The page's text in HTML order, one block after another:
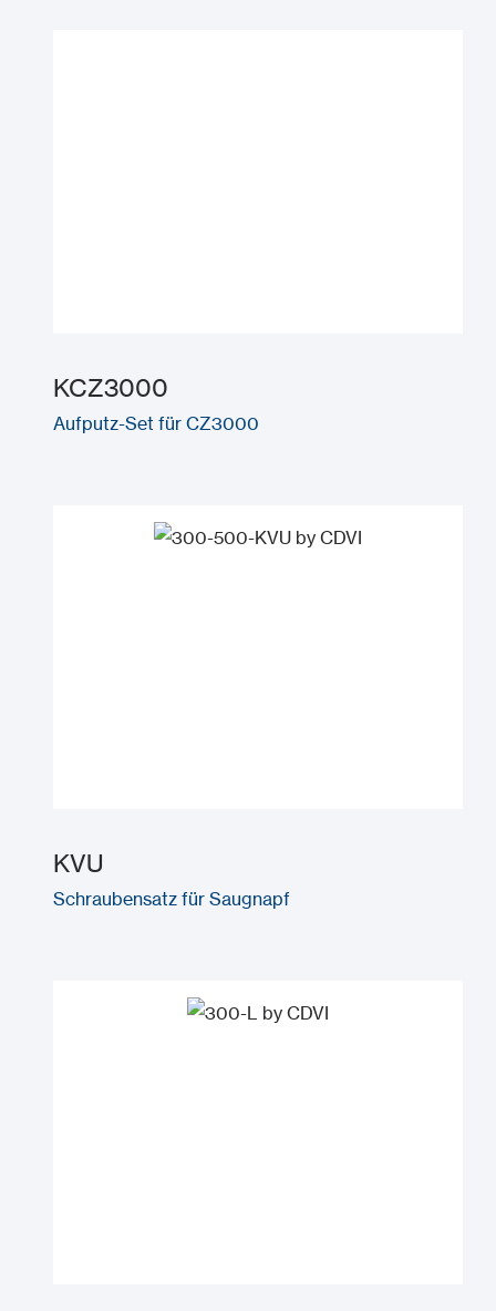
KCZ3000
Aufputz-Set für CZ3000
KVU
Schraubensatz für Saugnapf